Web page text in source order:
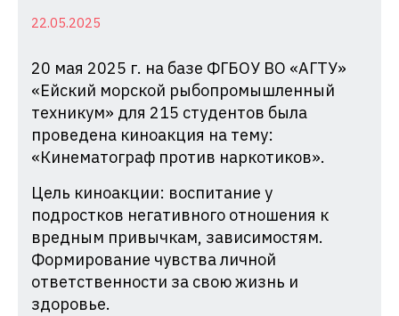
защите
прав
при
Администрации
Краснодарского
22.05.2025
20 мая 2025 г. на базе ФГБОУ ВО «АГТУ»
«Ейский морской рыбопромышленный
техникум» для 215 студентов была
проведена киноакция на тему:
«Кинематограф против наркотиков».
Цель киноакции: воспитание у
подростков негативного отношения к
вредным привычкам, зависимостям.
Формирование чувства личной
ответственности за свою жизнь и
здоровье.